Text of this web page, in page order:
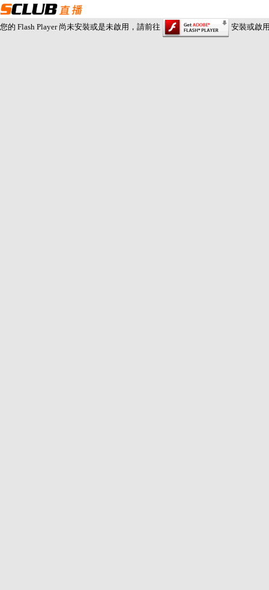
您的 Flash Player 尚未安裝或是未啟用，請前往 安裝或啟